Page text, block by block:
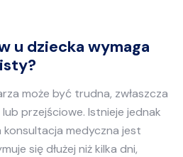
u dziecka wymaga
może być trudna, zwłaszcza
przejściowe. Istnieje jednak
medyczna jest
się dłużej niż kilka dni,